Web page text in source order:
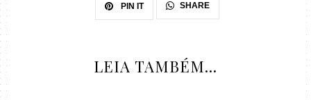
PIN IT SHARE
LEIA TAMBÉM...